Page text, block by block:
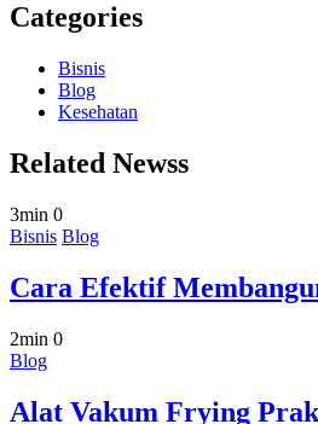
Categories
Bisnis
Blog
Kesehatan
Related Newss
3min 0
Bisnis Blog
Cara Efektif
2min 0
Blog
Alat Vakum Frying